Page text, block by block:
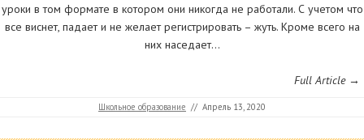
уроки в том формате в котором они никогда не работали. С учетом что
все виснет, падает и не желает регистрировать – жуть. Кроме всего на
них наседает…
Full Article →
Школьное образование // Апрель 13, 2020